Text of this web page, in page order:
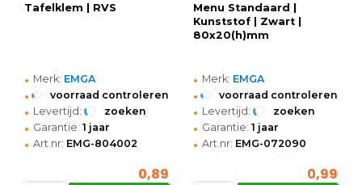
Tafelklem | RVS
• Merk: EMGA
• voorraad controleren
• Levertijd: zoeken
• Garantie: 1 jaar
• Art.nr: EMG-804002
0,89
Menu Standaard |
Kunststof | Zwart |
80x20(h)mm
• Merk: EMGA
• voorraad controleren
• Levertijd: zoeken
• Garantie: 1 jaar
• Art.nr: EMG-072090
0,99